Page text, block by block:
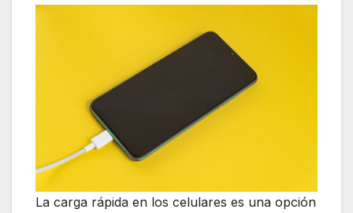
La carga rápida en los celulares es una opción